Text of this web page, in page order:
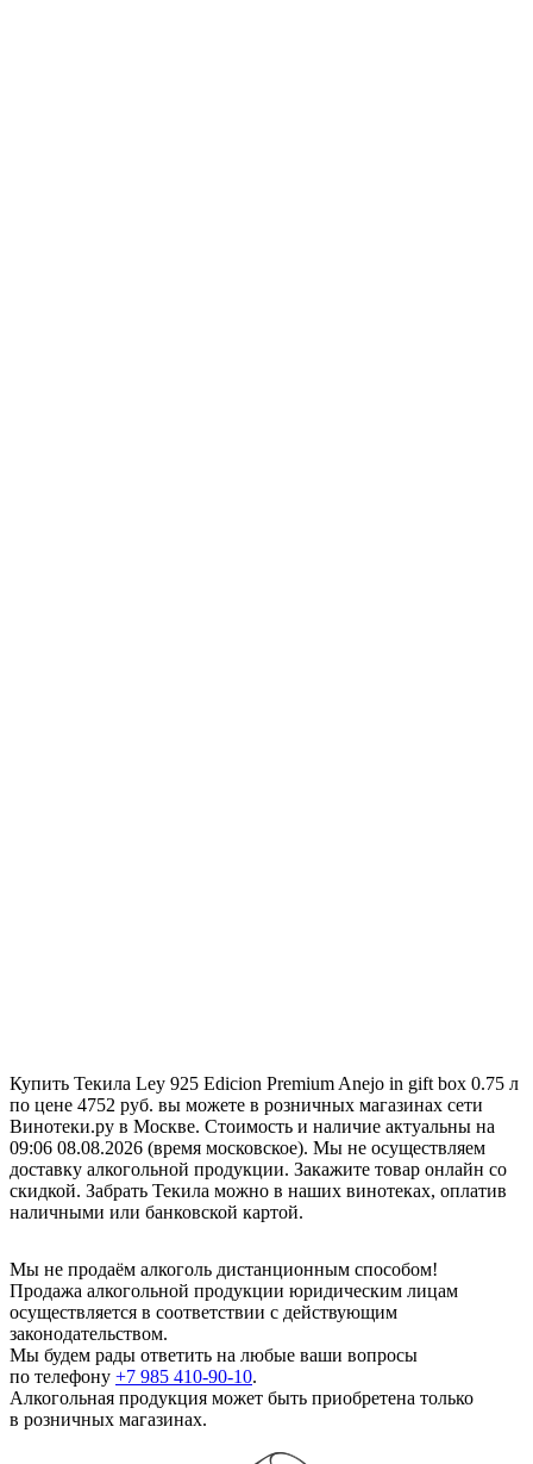
Купить Текила Ley 925 Edicion Premium Anejo in gift box 0.75 л
по цене 4752 руб. вы можете в розничных магазинах сети
Винотеки.ру в Москве. Стоимость и наличие актуальны на
09:06 08.08.2026 (время московское). Мы не осуществляем
доставку алкогольной продукции. Закажите товар онлайн со
скидкой. Забрать Текила можно в наших винотеках, оплатив
наличными или банковской картой.
Мы не продаём алкоголь дистанционным способом!
Продажа алкогольной продукции юридическим лицам
осуществляется в соответствии с действующим
законодательством.
Мы будем рады ответить на любые ваши вопросы
по телефону +7 985 410-90-10.
Алкогольная продукция может быть приобретена только
в розничных магазинах.